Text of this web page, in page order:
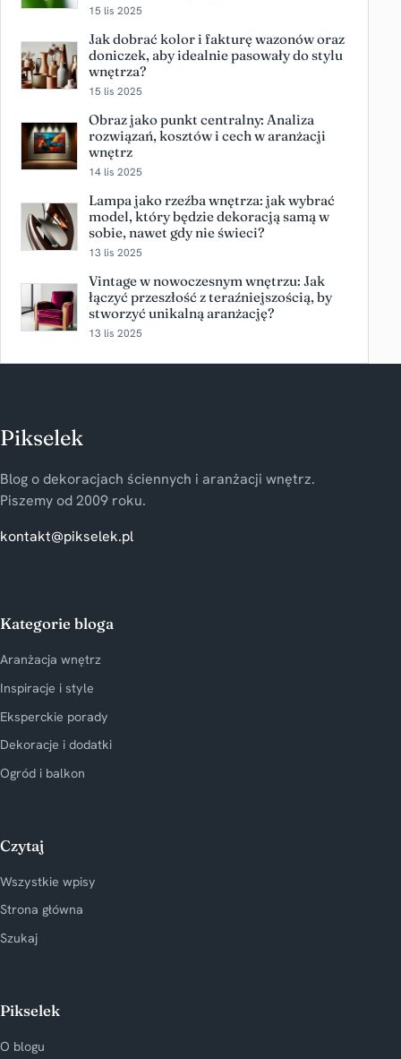
15 lis 2025
Jak dobrać kolor i fakturę wazonów oraz
doniczek, aby idealnie pasowały do stylu
wnętrza?
15 lis 2025
Obraz jako punkt centralny: Analiza
rozwiązań, kosztów i cech w aranżacji
wnętrz
14 lis 2025
Lampa jako rzeźba wnętrza: jak wybrać
model, który będzie dekoracją samą w
sobie, nawet gdy nie świeci?
13 lis 2025
Vintage w nowoczesnym wnętrzu: Jak
łączyć przeszłość z teraźniejszością, by
stworzyć unikalną aranżację?
13 lis 2025
Pikselek
Blog o dekoracjach ściennych i aranżacji wnętrz.
Piszemy od 2009 roku.
kontakt@pikselek.pl
Kategorie bloga
Aranżacja wnętrz
Inspiracje i style
Eksperckie porady
Dekoracje i dodatki
Ogród i balkon
Czytaj
Wszystkie wpisy
Strona główna
Szukaj
Pikselek
O blogu